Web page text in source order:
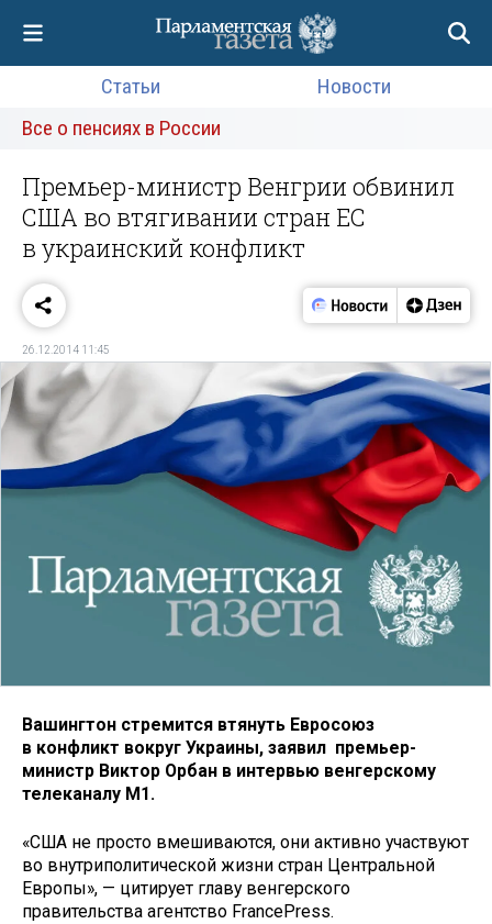
Статьи
Новости
Все о пенсиях в России
Премьер-министр Венгрии обвинил
США во втягивании стран ЕС
в украинский конфликт
26.12.2014 11:45
Вашингтон стремится втянуть Евросоюз
в конфликт вокруг Украины, заявил премьер-
министр Виктор Орбан в интервью венгерскому
телеканалу M1.
«США не просто вмешиваются, они активно участвуют
во внутриполитической жизни стран Центральной
Европы», — цитирует главу венгерского
правительства агентство FrancePress.